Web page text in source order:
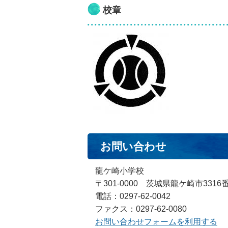
校章
お問い合わせ
龍ケ崎小学校
〒301-0000 茨城県龍ケ崎市3316
電話：0297-62-0042
ファクス：0297-62-0080
お問い合わせフォームを利用する